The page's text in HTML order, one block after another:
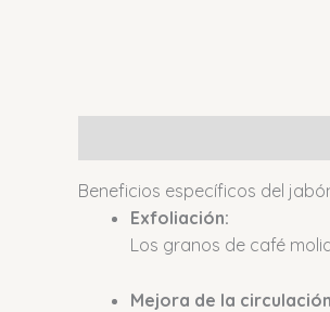
Beneficios específicos del
Exfoliación:
Los granos de café
Mejora de la